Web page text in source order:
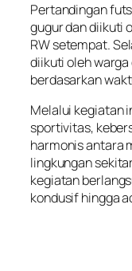
Pertandingan
gugur dan diikuti
RW setempat.
diikuti oleh
berdasarkan
Melalui kegiatan
sportivitas,
harmonis antara
lingkungan
kegiatan
kondusif hingga